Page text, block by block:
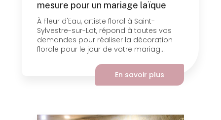
mesure pour un mariage laïque
À Fleur d'Eau, artiste floral à Saint-
Sylvestre-sur-Lot, répond à toutes vos
demandes pour réaliser la décoration
florale pour le jour de votre mariag...
En savoir plus